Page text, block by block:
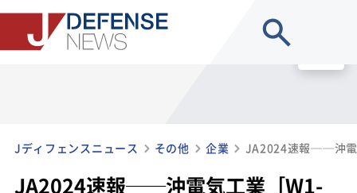
Jディフェンスニュース その他 企業 JA2024速報──沖
JA2024速報──沖電気工業［W1-